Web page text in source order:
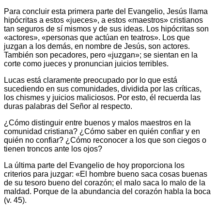
Para concluir esta primera parte del Evangelio, Jesús llama
hipócritas a estos «jueces», a estos «maestros» cristianos
tan seguros de sí mismos y de sus ideas. Los hipócritas son
«actores», «personas que actúan en teatros». Los que
juzgan a los demás, en nombre de Jesús, son actores.
También son pecadores, pero «juzgan»; se sientan en la
corte como jueces y pronuncian juicios terribles.
Lucas está claramente preocupado por lo que está
sucediendo en sus comunidades, dividida por las críticas,
los chismes y juicios maliciosos. Por esto, él recuerda las
duras palabras del Señor al respecto.
¿Cómo distinguir entre buenos y malos maestros en la
comunidad cristiana? ¿Cómo saber en quién confiar y en
quién no confiar? ¿Cómo reconocer a los que son ciegos o
tienen troncos ante los ojos?
La última parte del Evangelio de hoy proporciona los
criterios para juzgar: «El hombre bueno saca cosas buenas
de su tesoro bueno del corazón; el malo saca lo malo de la
maldad. Porque de la abundancia del corazón habla la boca
(v. 45).